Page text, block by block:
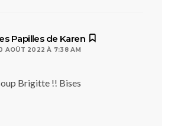
Papilles de Karen
AOÛT 2022 À 7:38 AM
Brigitte !! Bises